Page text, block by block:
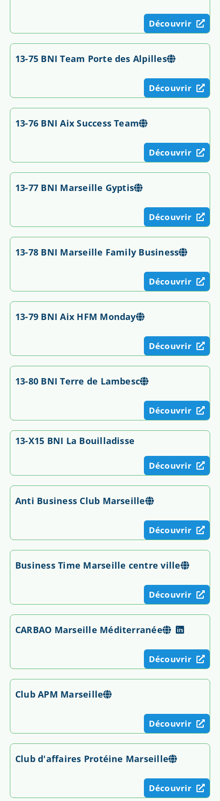
Découvrir
13-75 BNI Team Porte des Alpilles
Découvrir
13-76 BNI Aix Success Team
Découvrir
13-77 BNI Marseille Gyptis
Découvrir
13-78 BNI Marseille Family Business
Découvrir
13-79 BNI Aix HFM Monday
Découvrir
13-80 BNI Terre de Lambesc
Découvrir
13-X15 BNI La Bouilladisse
Découvrir
Anti Business Club Marseille
Découvrir
Business Time Marseille centre ville
Découvrir
CARBAO Marseille Méditerranée
Découvrir
Club APM Marseille
Découvrir
Club d'affaires Protéine Marseille
Découvrir